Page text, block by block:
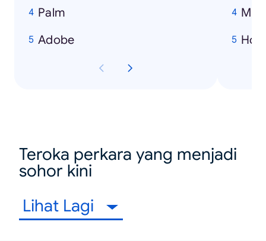
Palm
Adobe
Teroka perkara yang menjadi
sohor kini
Lihat Lagi